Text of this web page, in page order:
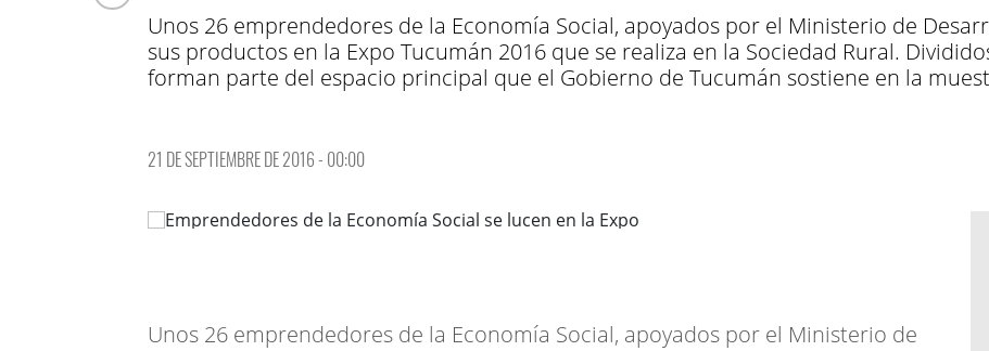
Unos 26 emprendedores de la Economía Social, apoyados por el Ministerio de
sus productos en la Expo Tucumán 2016 que se realiza en la Sociedad Rural.
forman parte del espacio principal que el Gobierno de Tucumán sostiene en la
21 DE SEPTIEMBRE DE 2016 - 00:00
Unos 26 emprendedores de la Economía Social, apoyados por el Ministerio de